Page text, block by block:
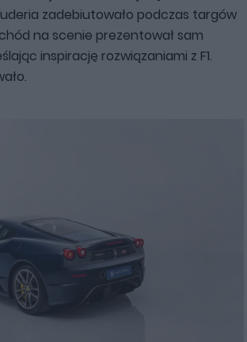
zadebiutowało podczas targów
na scenie prezentował sam
inspirację rozwiązaniami z F1.